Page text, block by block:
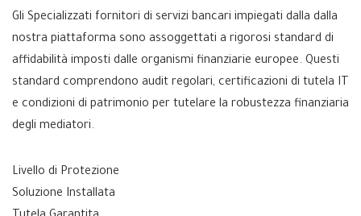
Gli Specializzati fornitori di servizi bancari impiegati dalla dalla
nostra piattaforma sono assoggettati a rigorosi standard di
affidabilità imposti dalle organismi finanziarie europee. Questi
standard comprendono audit regolari, certificazioni di tutela IT
e condizioni di patrimonio per tutelare la robustezza finanziaria
degli mediatori.
Livello di Protezione
Soluzione Installata